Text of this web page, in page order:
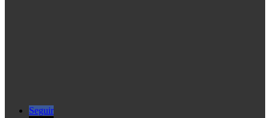
Seguir